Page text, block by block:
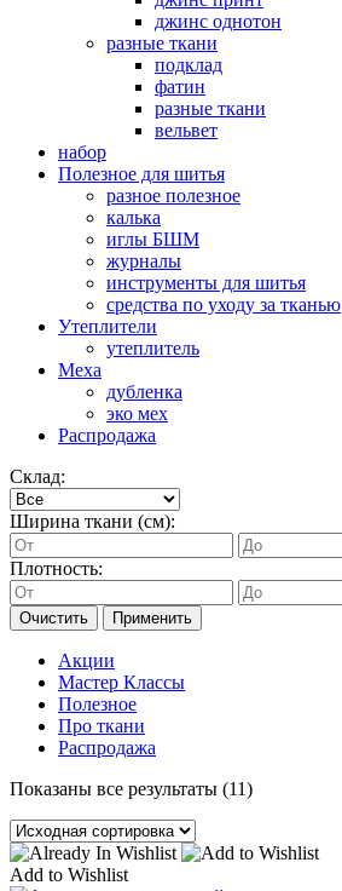
джинс однотон
разные ткани
подклад
фатин
разные ткани
вельвет
набор
Полезное для шитья
разное полезное
калька
иглы БШМ
журналы
инструменты для шитья
средства по уходу за тканью
Утеплители
утеплитель
Меха
дубленка
эко мех
Распродажа
Склад:
Ширина ткани (см):
Плотность:
Очистить Применить
Акции
Мастер Классы
Полезное
Про ткани
Распродажа
Показаны все результаты (11)
Add to Wishlist